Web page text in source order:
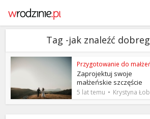
Tag -jak znaleźć
Przygotowanie do
Zaprojektuj swoje
małżeńskie szczęście
5 lat temu Krystyna